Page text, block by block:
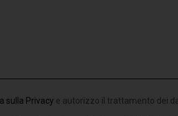
sulla Privacy e autorizzo il trattamento dei